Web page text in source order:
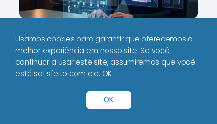
A Batalha dos Processadores
Móveis: Intel Core Ultra vs. AMD
Ryzen – Análise de Desempenho e
Bateria.
Usamos cookies para garantir que oferecemos a
melhor experiência em nosso site. Se você
continuar a usar este site, assumiremos que você
está satisfeito com ele. OK
OK